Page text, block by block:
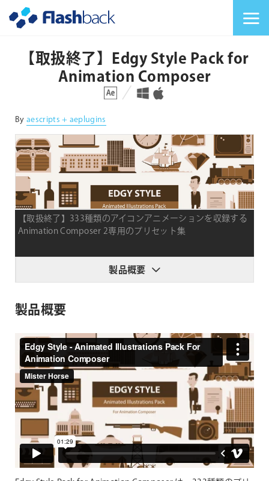
【取扱終了】Edgy Style Pack for
Animation Composer
対応プラットフォーム 対応OS
By aescripts + aeplugins
【取扱終了】333種類のアイコンアニメーションを収録する
Animation Composer 2専用のプリセット集
製品概要
製品概要